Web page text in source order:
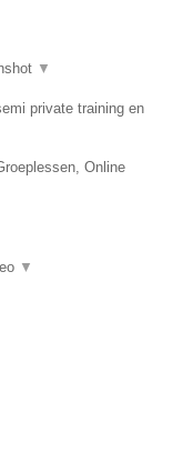
▼
private training en
Online
▼